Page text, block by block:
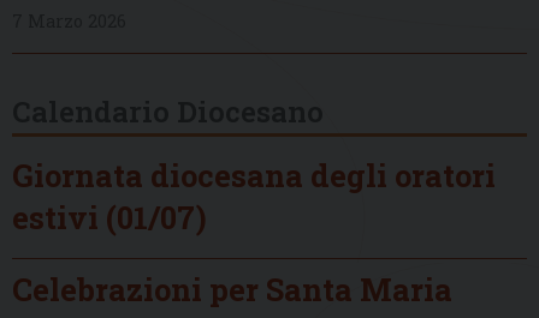
Giornata diocesana degli oratori
estivi (01/07)
Celebrazioni per Santa Maria